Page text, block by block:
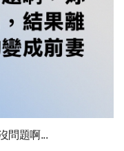
問題啊...